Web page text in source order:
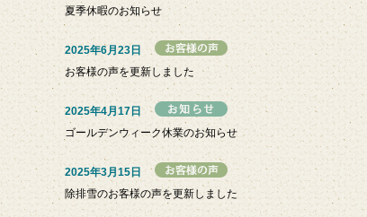
夏季休暇のお知らせ
2025年6月23日
お客様の声を更新しました
2025年4月17日
ゴールデンウィーク休業のお知らせ
2025年3月15日
除排雪のお客様の声を更新しました